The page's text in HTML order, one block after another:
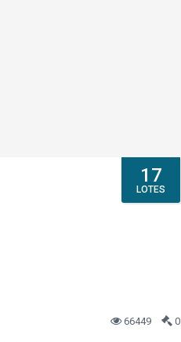
17
LOTES
66449 0